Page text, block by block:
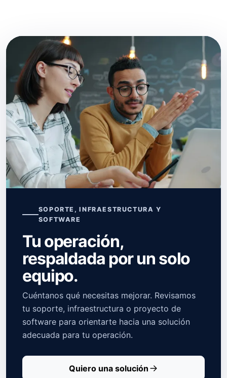
SOPORTE, INFRAESTRUCTURA Y
SOFTWARE
Tu operación,
respaldada por un solo
equipo.
Cuéntanos qué necesitas mejorar. Revisamos
tu soporte, infraestructura o proyecto de
software para orientarte hacia una solución
adecuada para tu operación.
Quiero una solución